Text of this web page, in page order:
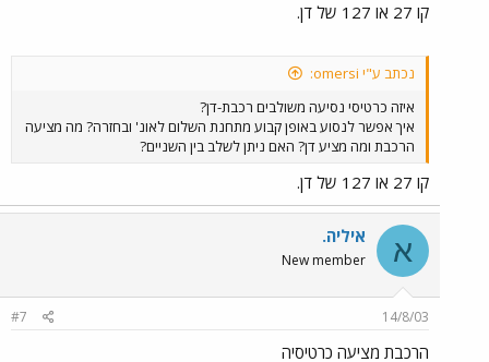
קו 27 או 127 של דן.
נכתב ע"י omersi:
איזה כרטיסי נסיעה משולבים רכבת-דן?
איך אפשר לנסוע באופן קבוע מתחנת השלום לאונ' ובחזרה? מה מציעה
הרכבת ומה מציע דן? האם ניתן לשלב בין השניים?
קו 27 או 127 של דן.
א איליה.
New member
14/8/03
#7
הרכבת מציעה כרטיסיה